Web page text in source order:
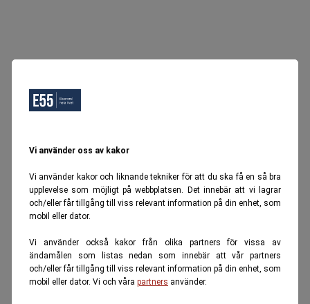
Vi använder oss av kakor
Vi använder kakor och liknande tekniker för att du ska få en så bra
upplevelse som möjligt på webbplatsen. Det innebär att vi lagrar
och/eller får tillgång till viss relevant information på din enhet, som
mobil eller dator.
Vi använder också kakor från olika partners för vissa av
ändamålen som listas nedan som innebär att vår partners
och/eller får tillgång till viss relevant information på din enhet, som
mobil eller dator. Vi och våra partners använder.